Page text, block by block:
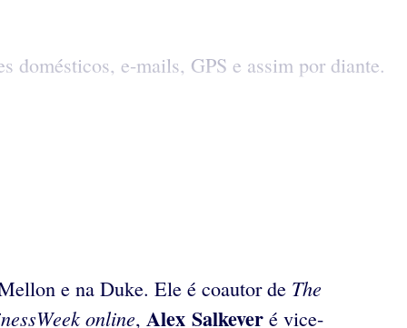
domésticos, e-mails, GPS e assim por diante.
e na Duke. Ele é coautor de The
online, Alex Salkever é vice-